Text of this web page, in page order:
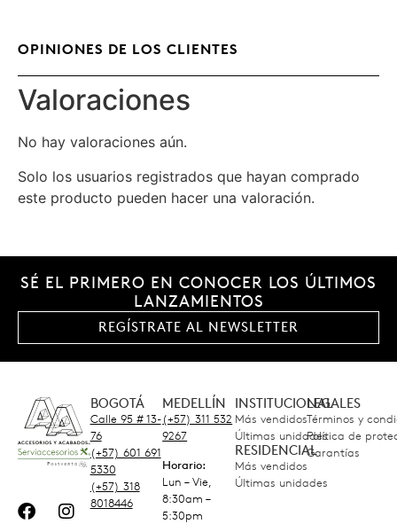
OPINIONES DE LOS CLIENTES
Valoraciones
No hay valoraciones aún.
Solo los usuarios registrados que hayan comprado
este producto pueden hacer una valoración.
SÉ EL PRIMERO EN CONOCER LOS ÚLTIMOS
LANZAMIENTOS
REGÍSTRATE AL NEWSLETTER
BOGOTÁ
Calle 95 # 13-
76
(+57) 601 691
5330
(+57) 318
8018446
MEDELLÍN
(+57) 311 532
9267
Horario:
Lun – Vie,
8:30am –
5:30pm
INSTITUCIONAL
Más vendidos
Últimas unidades
RESIDENCIAL
Más vendidos
Últimas unidades
LEGALES
Términos y
Política de
Garantías